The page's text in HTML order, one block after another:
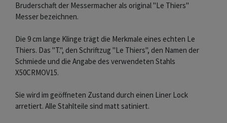
Bruderschaft der Messermacher als original "Le Thiers"
Messer bezeichnen.
Die 9 cm lange Klinge trägt die Merkmale eines echten Le
Thiers. Das "T.", den Schriftzug "Le Thiers", den Namen der
Schmiede und die Angabe des verwendeten Stahls
X50CRMOV15.
Sie wird im geöffneten Zustand durch einen Liner Lock
arretiert. Alle Stahlteile sind matt satiniert.